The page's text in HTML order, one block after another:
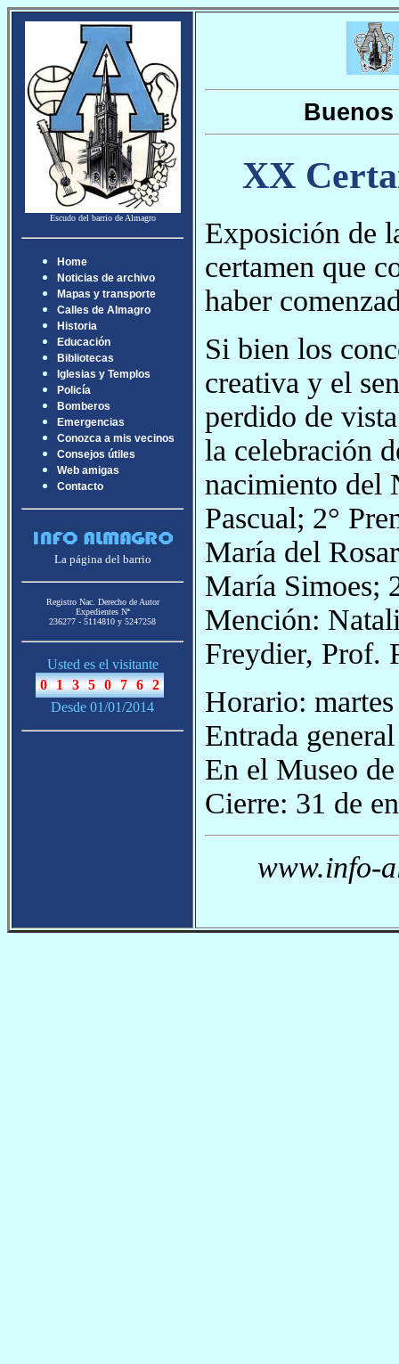
Escudo del barrio de Almagro
Home
Noticias de archivo
Mapas y transporte
Calles de Almagro
Historia
Educación
Bibliotecas
Iglesias y Templos
Policía
Bomberos
Emergencias
Conozca a mis vecinos
Consejos útiles
Web amigas
Contacto
La página del barrio
Registro Nac. Derecho de Autor
Expedientes Nª
236277 - 5114810 y 5247258
Usted es el visitante
Desde 01/01/2014
Buenos
XX
Exposición de
certamen que
haber
Si bien los
creativa y el
perdido de
la celebración
nacimiento del
Pascual; 2°
María del
María Simoes;
Mención:
Freydier, Prof.
Horario:
Entrada
En el Museo
Cierre: 31 de
www.info-